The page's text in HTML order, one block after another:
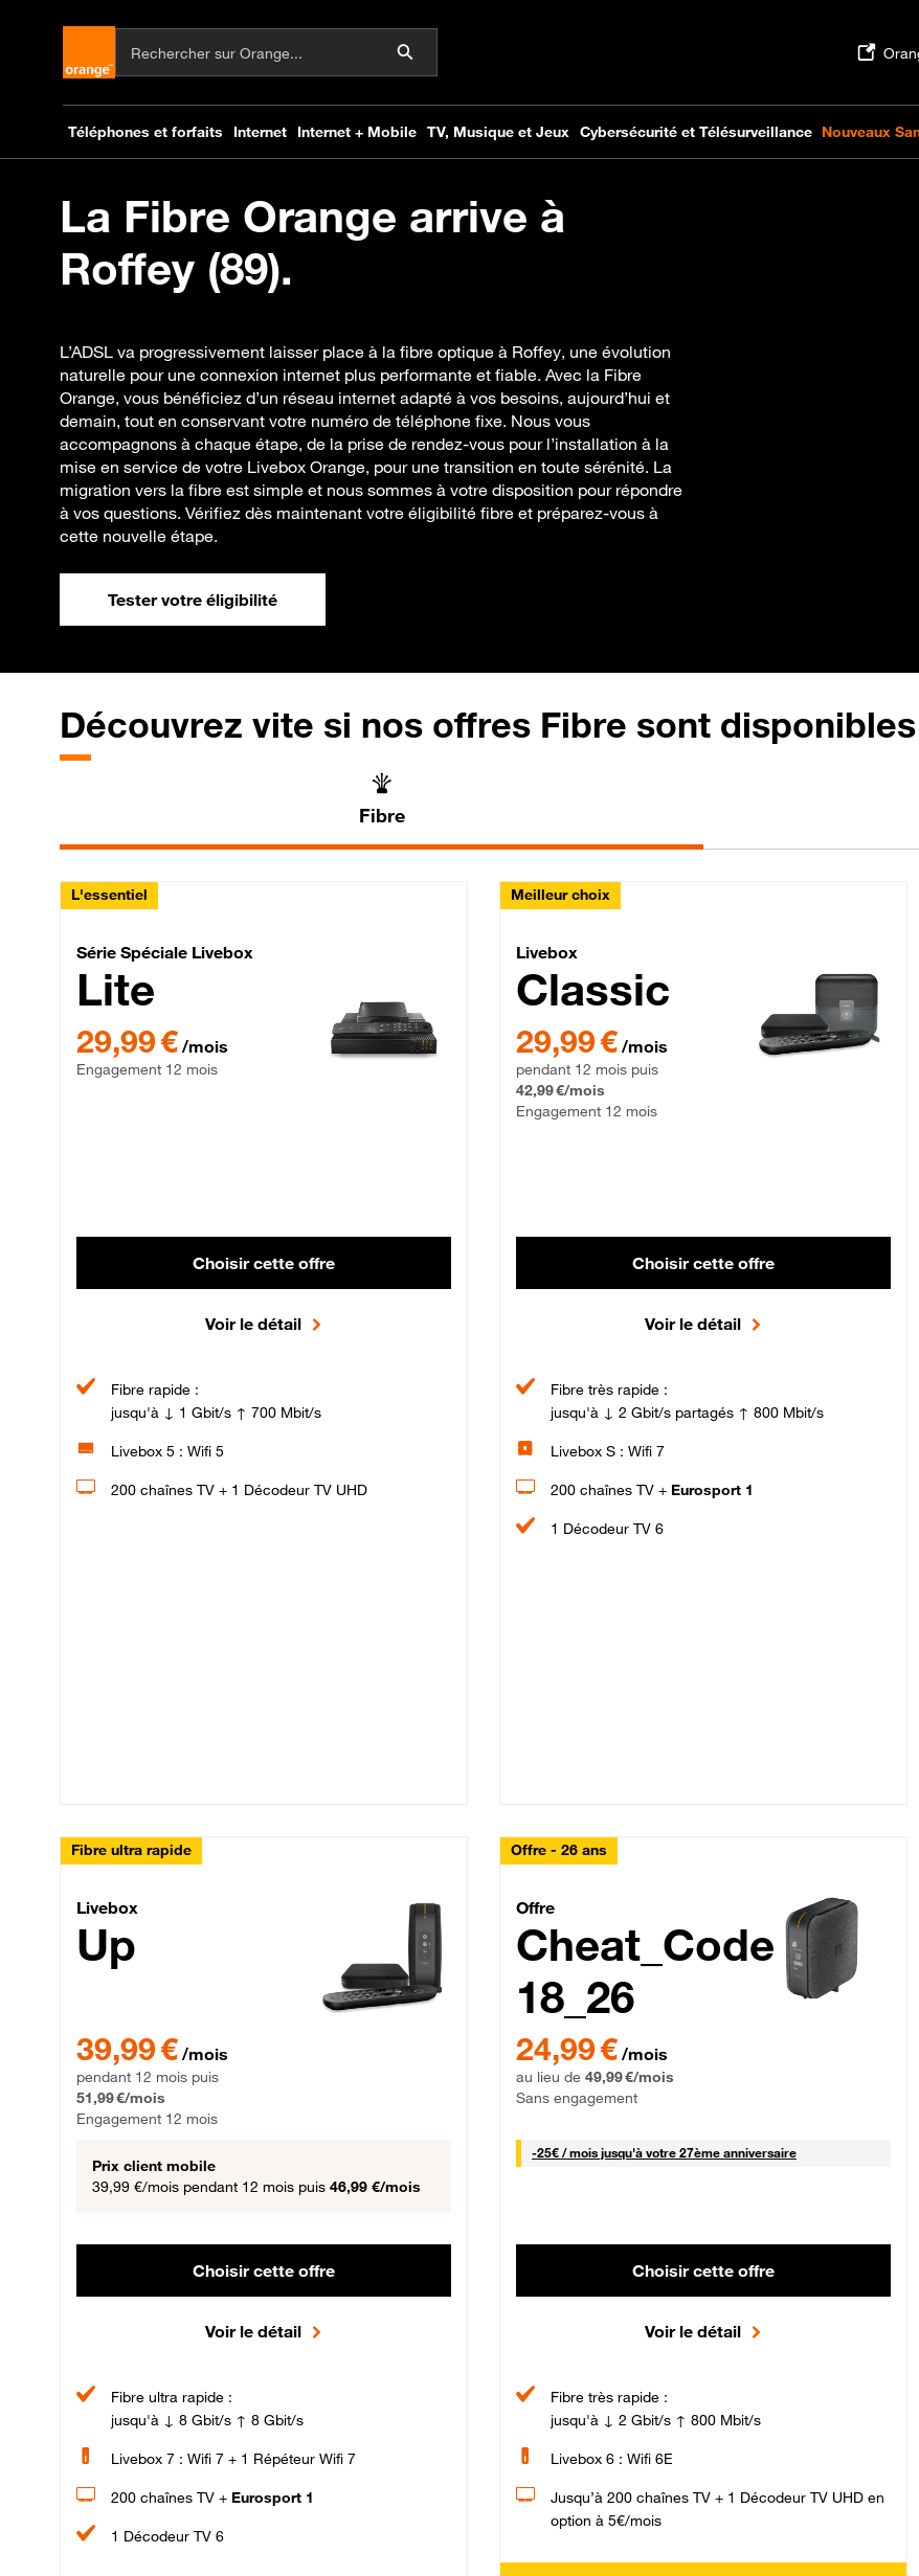
La Fibre Orange arrive à
Roffey (89).
L’ADSL va progressivement laisser place à la fibre optique à Roffey, une évolution
naturelle pour une connexion internet plus performante et fiable. Avec la Fibre
Orange, vous bénéficiez d’un réseau internet adapté à vos besoins, aujourd’hui et
demain, tout en conservant votre numéro de téléphone fixe. Nous vous
accompagnons à chaque étape, de la prise de rendez-vous pour l’installation à la
mise en service de votre Livebox Orange, pour une transition en toute sérénité. La
migration vers la fibre est simple et nous sommes à votre disposition pour répondre
à vos questions. Vérifiez dès maintenant votre éligibilité fibre et préparez-vous à
cette nouvelle étape.
Tester votre éligibilité
Découvrez vite si nos offres Fibre sont
Fibre
L'essentiel
Série Spéciale Livebox Lite Fibre
Série Spéciale Livebox
Lite
29,99 € par mois , Engagement 12 mois
29,99 € /mois
Engagement 12 mois
Choisir cette offre
Voir le détail
Fibre rapide :
jusqu'à ↓ 1 Gbit/s ↑ 700 Mbit/s
Livebox 5 : Wifi 5
200 chaînes TV + 1 Décodeur TV UHD
Meilleur choix
Livebox Classic Fibre
Livebox
Classic
29,99 € par mois pendant 12 mois puis 42,99 € par mois,
29,99 € /mois
pendant 12 mois puis
42,99 €/mois
Engagement 12 mois
Choisir cette offre
Voir le détail
Fibre très rapide :
jusqu'à ↓ 2 Gbit/s partagés ↑ 800 Mbit/s
Livebox S : Wifi 7
200 chaînes TV + Eurosport 1
1 Décodeur TV 6
Fibre ultra rapide
Livebox Up Fibre
Livebox
Up
39,99 € /mois
pendant 12 mois puis
51,99 €/mois
Engagement 12 mois
Prix client mobile
39,99 €/mois pendant 12 mois puis 46,99 €/mois
Choisir cette offre
Voir le détail
Fibre ultra rapide :
jusqu'à ↓ 8 Gbit/s ↑ 8 Gbit/s
Livebox 7 : Wifi 7 + 1 Répéteur Wifi 7
200 chaînes TV + Eurosport 1
1 Décodeur TV 6
Offre - 26 ans
Cheat_Code Fibre_18_26
Offre
Cheat_Code
18_26
24,99 € /mois
au lieu de 49,99 €/mois
Sans engagement
-25€ / mois25 € par mois
jusqu'à votre 27ème anniversaire
Choisir cette offre
Voir le détail
Fibre très rapide :
jusqu'à ↓ 2 Gbit/s ↑ 800 Mbit/s
Livebox 6 : Wifi 6E
Jusqu’à 200 chaînes TV + 1 Décodeur TV UHD en
option à 5€/mois